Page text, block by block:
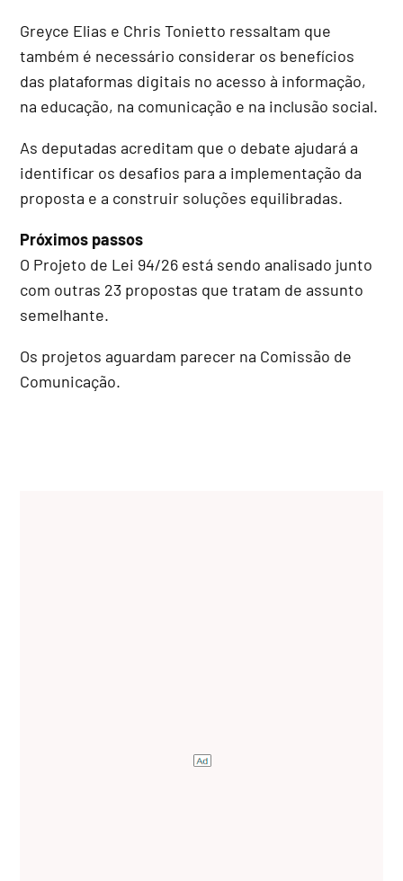
Greyce Elias e Chris Tonietto ressaltam que
também é necessário considerar os benefícios
das plataformas digitais no acesso à informação,
na educação, na comunicação e na inclusão social.
As deputadas acreditam que o debate ajudará a
identificar os desafios para a implementação da
proposta e a construir soluções equilibradas.
Próximos passos
O Projeto de Lei 94/26 está sendo analisado junto
com outras 23 propostas que tratam de assunto
semelhante.
Os projetos aguardam parecer na Comissão de
Comunicação.